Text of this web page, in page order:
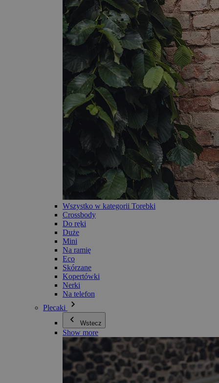
Wszystko w kategorii Torebki
Crossbody
Do ręki
Duże
Mini
Na ramię
Eco
Skórzane
Kopertówki
Nerki
Na telefon
Plecaki
Wstecz
Show more